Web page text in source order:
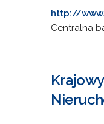
http://
Centralna